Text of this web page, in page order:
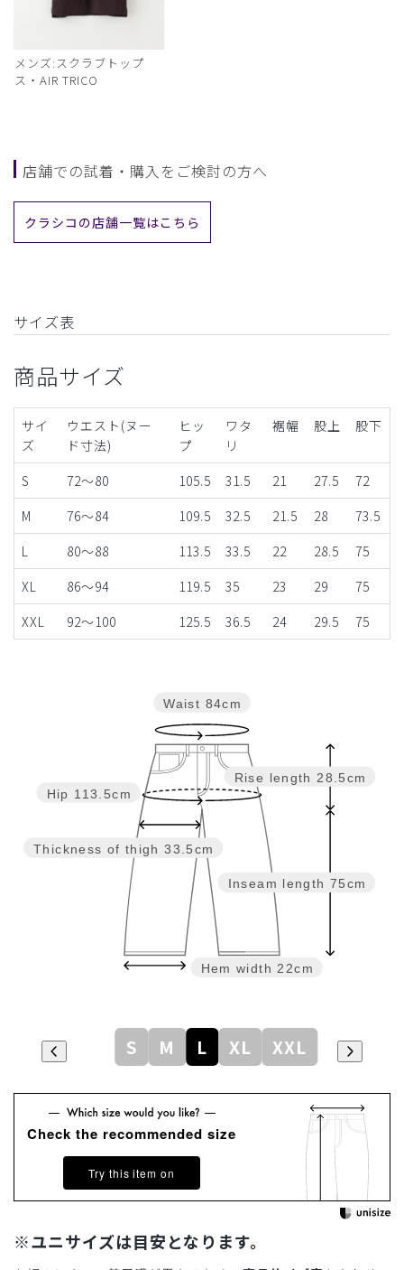
メンズ:スクラブトップ
ス・AIR TRICO
店舗での試着・購入をご検討の方へ
クラシコの店舗一覧はこちら
サイズ表
商品サイズ
サイ
ズ
ウエスト(ヌー
ド寸法)
ヒッ
プ
ワタ
リ
裾幅 股上 股下
S 72～80 105.5 31.5 21 27.5
72
M
76〜84 109.5 32.5 21.5 28
73.5
L
80～88 113.5 33.5 22 28.5
75
XL
86～94 119.5 35 23 29
75
XXL
92～100 125.5 36.5 24 29.5 75
Inseam length 75cm
Rise length 28.5cm
Hem width 22cm
Thickness of thigh 33.5cm
Hip 113.5cm
Waist 84cm
S M L XL XXL
Check the recommended size
Try this item on
※ユニサイズは目安となります。